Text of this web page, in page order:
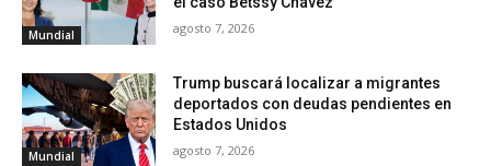
Mundial agosto 7, 2026
Mundial
Trump buscará localizar a migrantes
deportados con deudas pendientes en
Estados Unidos
agosto 7, 2026